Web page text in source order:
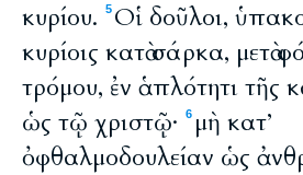
κυρίου.
5 Οἱ δοῦλοι,
κυρίοις κατὰ σάρκα, μετὰ
τρόμου, ἐν ἁπλότητι τῆς
ὡς τῷ χριστῷ·
6 μὴ κατ’
ὀφθαλμοδουλείαν ὡς